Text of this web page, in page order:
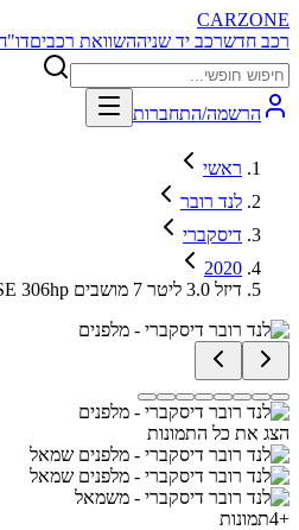
CARZONE
רכב חדשרכב יד שניההשוואת רכבים
הרשמה/התחברות
ראשי
לנד רובר
דיסקברי
2020
HSE 306hp דיזל 3.0 ליטר 7 מושבים
הצג את כל התמונות
+
4תמונות